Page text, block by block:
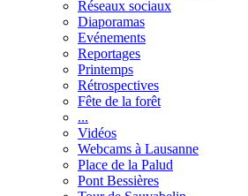
Réseaux sociaux
Diaporamas
Evénements
Reportages
Printemps
Rétrospectives
Fête de la forêt
...
Vidéos
Webcams à Lausanne
Place de la Palud
Pont Bessières